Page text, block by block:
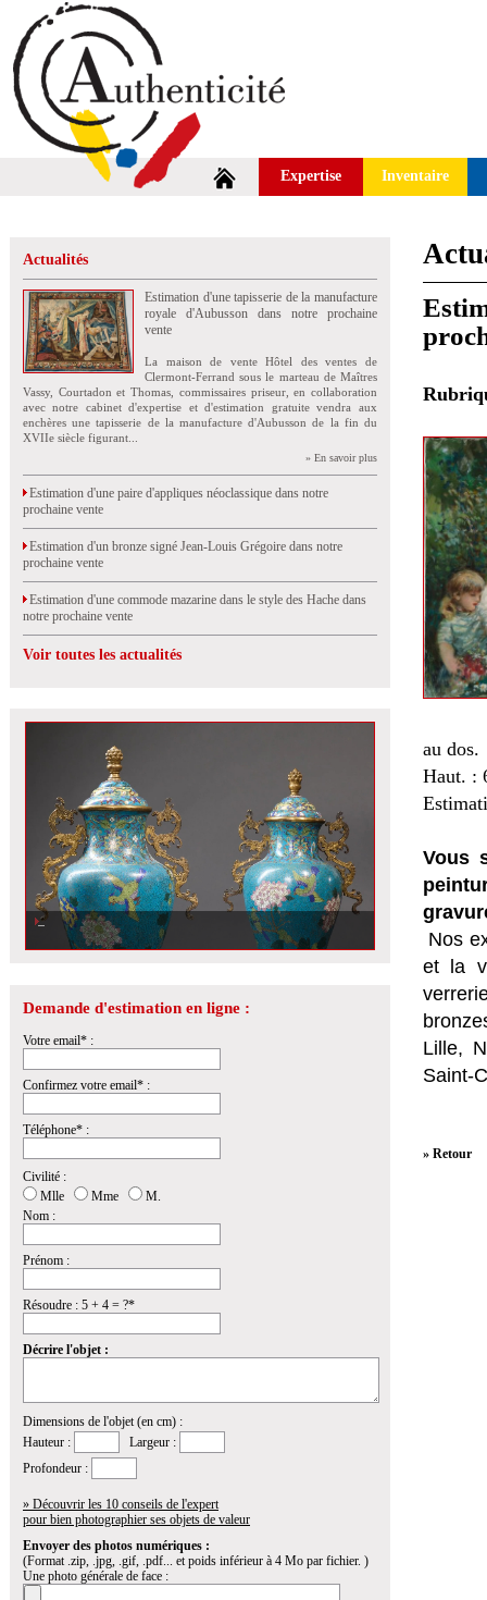
Expertise Inventaire
Actualités
Estimation d'une tapisserie de la manufacture
royale d'Aubusson dans notre prochaine
vente
La maison de vente Hôtel des ventes de
Clermont-Ferrand sous le marteau de Maîtres
Vassy, Courtadon et Thomas, commissaires priseur, en collaboration
avec notre cabinet d'expertise et d'estimation gratuite vendra aux
enchères une tapisserie de la manufacture d'Aubusson de la fin du
XVIIe siècle figurant...
» En savoir plus
Estimation d'une paire d'appliques néoclassique dans notre
prochaine vente
Estimation d'un bronze signé Jean-Louis Grégoire dans notre
prochaine vente
Estimation d'une commode mazarine dans le style des Hache dans
notre prochaine vente
Voir toutes les actualités
Demande d'estimation en ligne :
Votre email* :
Confirmez votre email* :
Téléphone* :
Civilité :
Mlle
Mme
M.
Nom :
Prénom :
Résoudre : 5 + 4 = ?*
Décrire l'objet :
Dimensions de l'objet (en cm) :
Hauteur :
Largeur :
Profondeur :
» Découvrir les 10 conseils de l'expert
pour bien photographier ses objets de valeur
Envoyer des photos numériques :
(Format .zip, .jpg, .gif, .pdf... et poids inférieur à 4 Mo par fichier. )
Une photo générale de face :
au dos.
Haut. :
Vous
Nos
et la
Lille,
Saint-
» Retour